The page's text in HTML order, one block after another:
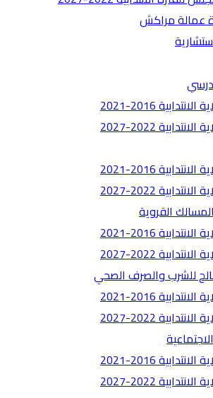
عمالة مراكش
2016-2021
2022-2027
2016-2021
2022-2027
القروية
2016-2021
2022-2027
للشرب والصرف الصحي
2016-2021
2022-2027
2016-2021
2022-2027